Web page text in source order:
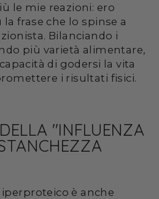
le mie reazioni: ero
frase che lo spinse a
Bilanciando i
più varietà alimentare,
di godersi la vita
i risultati fisici.
"INFLUENZA
è anche